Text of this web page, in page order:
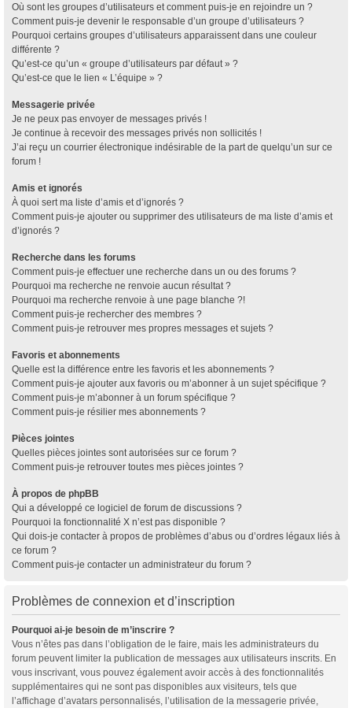
Où sont les groupes d’utilisateurs et comment puis-je en rejoindre un ?
Comment puis-je devenir le responsable d’un groupe d’utilisateurs ?
Pourquoi certains groupes d’utilisateurs apparaissent dans une couleur
différente ?
Qu’est-ce qu’un « groupe d’utilisateurs par défaut » ?
Qu’est-ce que le lien « L’équipe » ?
Messagerie privée
Je ne peux pas envoyer de messages privés !
Je continue à recevoir des messages privés non sollicités !
J’ai reçu un courrier électronique indésirable de la part de quelqu’un sur ce
forum !
Amis et ignorés
À quoi sert ma liste d’amis et d’ignorés ?
Comment puis-je ajouter ou supprimer des utilisateurs de ma liste d’amis et
d’ignorés ?
Recherche dans les forums
Comment puis-je effectuer une recherche dans un ou des forums ?
Pourquoi ma recherche ne renvoie aucun résultat ?
Pourquoi ma recherche renvoie à une page blanche ?!
Comment puis-je rechercher des membres ?
Comment puis-je retrouver mes propres messages et sujets ?
Favoris et abonnements
Quelle est la différence entre les favoris et les abonnements ?
Comment puis-je ajouter aux favoris ou m’abonner à un sujet spécifique ?
Comment puis-je m’abonner à un forum spécifique ?
Comment puis-je résilier mes abonnements ?
Pièces jointes
Quelles pièces jointes sont autorisées sur ce forum ?
Comment puis-je retrouver toutes mes pièces jointes ?
À propos de phpBB
Qui a développé ce logiciel de forum de discussions ?
Pourquoi la fonctionnalité X n’est pas disponible ?
Qui dois-je contacter à propos de problèmes d’abus ou d’ordres légaux liés à
ce forum ?
Comment puis-je contacter un administrateur du forum ?
Problèmes de connexion et d’inscription
Pourquoi ai-je besoin de m’inscrire ?
Vous n’êtes pas dans l’obligation de le faire, mais les administrateurs du
forum peuvent limiter la publication de messages aux utilisateurs inscrits. En
vous inscrivant, vous pouvez également avoir accès à des fonctionnalités
supplémentaires qui ne sont pas disponibles aux visiteurs, tels que
l’affichage d’avatars personnalisés, l’utilisation de la messagerie privée,